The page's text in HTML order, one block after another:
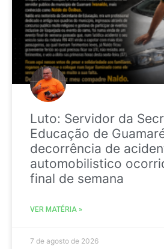
Luto: Servidor da
Educação de
decorrência de
automobilistico
final de semana
VER MATÉRIA »
7 de agosto de 2026